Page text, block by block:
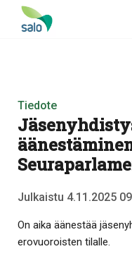
Tiedote
Julkaistu 4.11.2025
On aika äänestää
erovuoroisten tilalle.